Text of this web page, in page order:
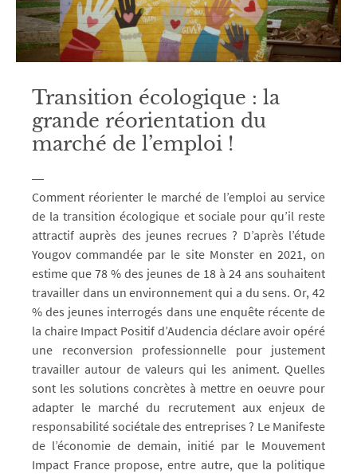
Transition écologique : la
grande réorientation du
marché de l’emploi !
Comment réorienter le marché de l’emploi au service
de la transition écologique et sociale pour qu’il reste
attractif auprès des jeunes recrues ? D’après l’étude
Yougov commandée par le site Monster en 2021, on
estime que 78 % des jeunes de 18 à 24 ans souhaitent
travailler dans un environnement qui a du sens. Or, 42
% des jeunes interrogés dans une enquête récente de
la chaire Impact Positif d’Audencia déclare avoir opéré
une reconversion professionnelle pour justement
travailler autour de valeurs qui les animent. Quelles
sont les solutions concrètes à mettre en oeuvre pour
adapter le marché du recrutement aux enjeux de
responsabilité sociétale des entreprises ? Le Manifeste
de l’économie de demain, initié par le Mouvement
Impact France propose, entre autre, que la politique